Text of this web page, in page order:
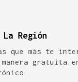
Región
que más te
gratuita